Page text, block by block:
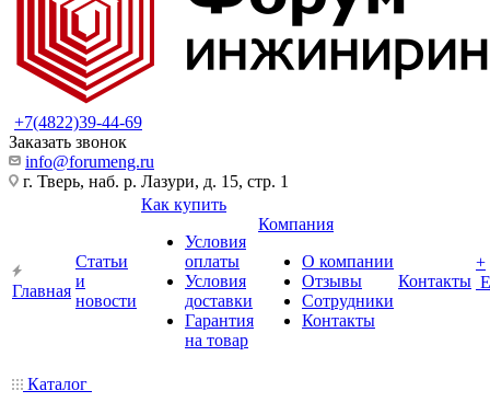
+7(4822)39-44-69
Заказать звонок
info@forumeng.ru
г. Тверь, наб. р. Лазури, д. 15, стр. 1
Главная
Статьи
и
новости
Как купить
Условия
оплаты
Условия
доставки
Гарантия
на товар
Компания
О компании
Отзывы
Сотрудники
Контакты
Контакты
+
Каталог